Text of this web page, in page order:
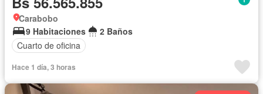
Carabobo
9 Habitaciones
2 Baños
Cuarto de oficina
Hace 1 día, 3 horas